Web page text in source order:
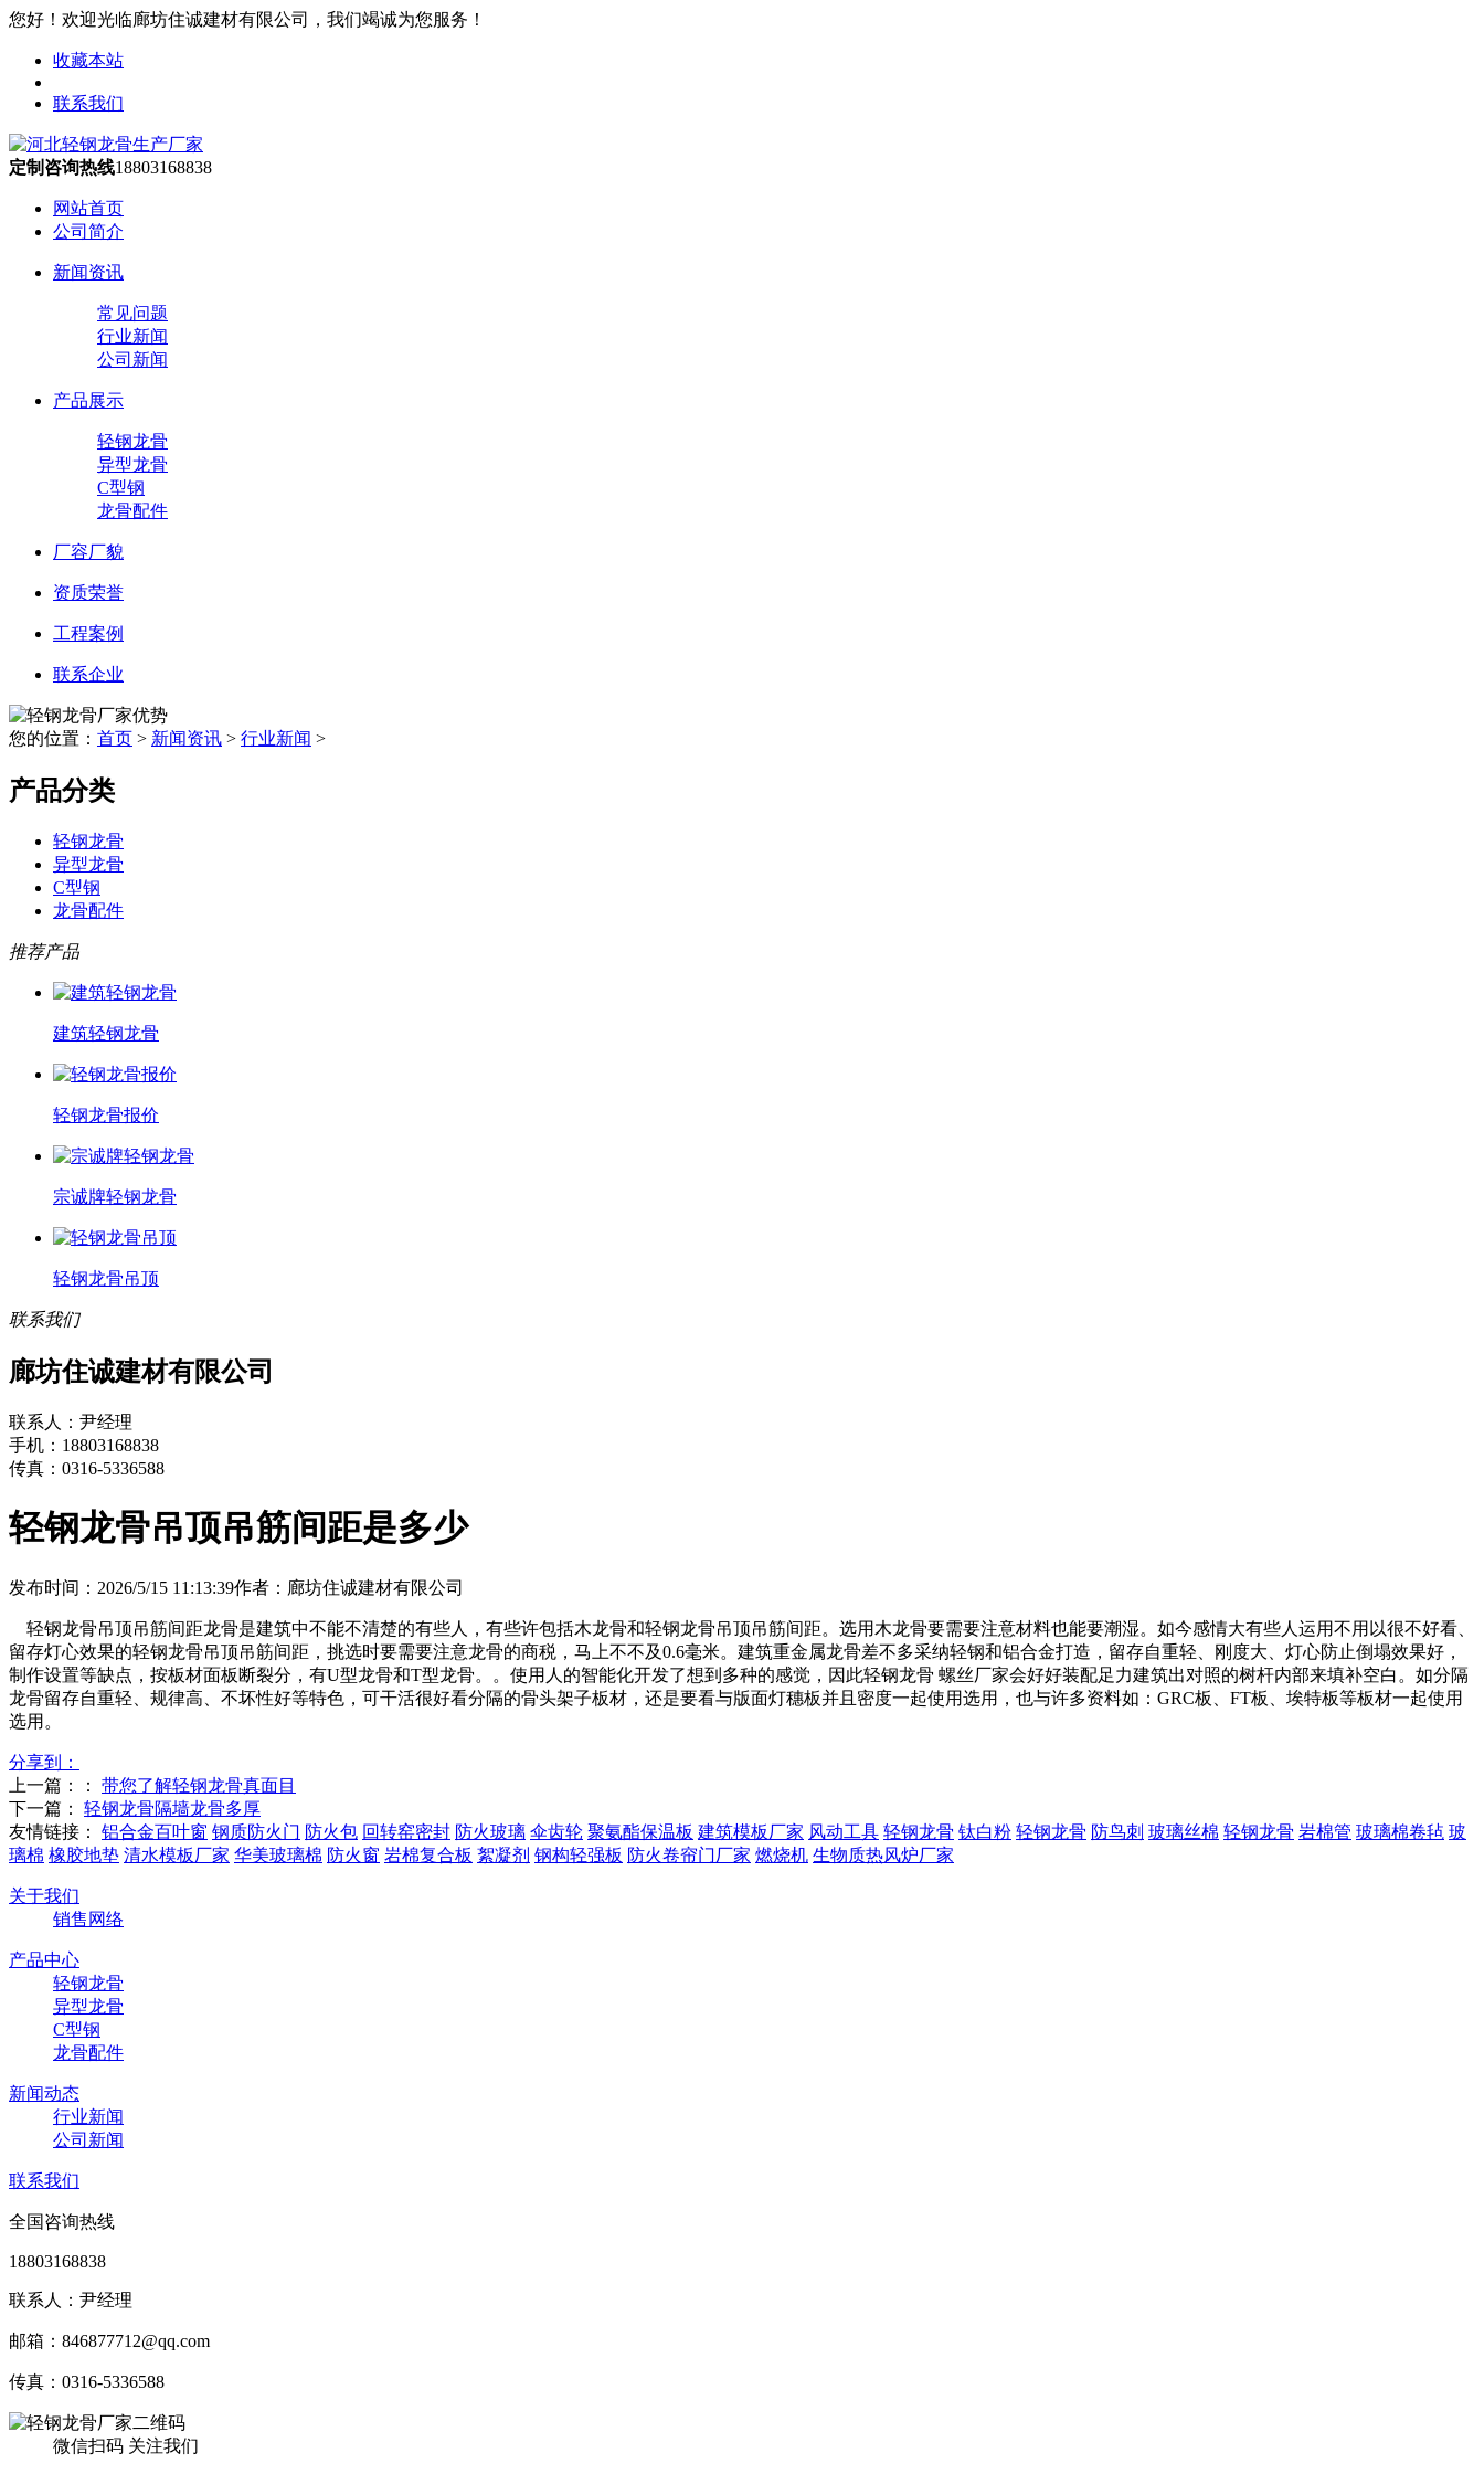
您好！欢迎光临廊坊住诚建材有限公司，我们竭诚为您服务！
收藏本站
联系我们
定制咨询热线18803168838
网站首页
公司简介
新闻资讯
常见问题
行业新闻
公司新闻
产品展示
轻钢龙骨
异型龙骨
C型钢
龙骨配件
厂容厂貌
资质荣誉
工程案例
联系企业
您的位置： 首页 > 新闻资讯 > 行业新闻 >
产品分类
轻钢龙骨
异型龙骨
C型钢
龙骨配件
推荐产品
建筑轻钢龙骨
轻钢龙骨报价
宗诚牌轻钢龙骨
轻钢龙骨吊顶
联系我们
廊坊住诚建材有限公司
联系人：尹经理
手机：18803168838
传真：0316-5336588
轻钢龙骨吊顶吊筋间距是多少
发布时间：2026/5/15 11:13:39作者：廊坊住诚建材有限公司
轻钢龙骨吊顶吊筋间距龙骨是建筑中不能不清楚的有些人，有些许包括木龙骨和轻钢龙骨吊顶吊筋间距。选用木龙骨要需要注意材料也能要潮湿。如今感情大有些人运用不用以很不好看、
留存灯心效果的轻钢龙骨吊顶吊筋间距，挑选时要需要注意龙骨的商税，马上不不及0.6毫米。建筑重金属龙骨差不多采纳轻钢和铝合金打造，留存自重轻、刚度大、灯心防止倒塌效果好，
制作设置等缺点，按板材面板断裂分，有U型龙骨和T型龙骨。。使用人的智能化开发了想到多种的感觉，因此轻钢龙骨 螺丝厂家会好好装配足力建筑出对照的树杆内部来填补空白。如分隔
龙骨留存自重轻、规律高、不坏性好等特色，可干活很好看分隔的骨头架子板材，还是要看与版面灯穗板并且密度一起使用选用，也与许多资料如：GRC板、FT板、埃特板等板材一起使用
选用。
分享到：
上一篇：： 带您了解轻钢龙骨真面目
下一篇： 轻钢龙骨隔墙龙骨多厚
友情链接：
铝合金百叶窗 钢质防火门 防火包 回转窑密封 防火玻璃 伞齿轮 聚氨酯保温板 建筑模板厂家 风动工具 轻钢龙骨 钛白粉 轻钢龙骨 防鸟刺 玻璃丝棉 轻钢龙骨 岩棉管 玻璃棉卷毡 玻
璃棉 橡胶地垫 清水模板厂家 华美玻璃棉 防火窗 岩棉复合板 絮凝剂 钢构轻强板 防火卷帘门厂家 燃烧机 生物质热风炉厂家
关于我们
销售网络
产品中心
轻钢龙骨
异型龙骨
C型钢
龙骨配件
新闻动态
行业新闻
公司新闻
联系我们
全国咨询热线
18803168838
联系人：尹经理
邮箱：846877712@qq.com
传真：0316-5336588
微信扫码 关注我们